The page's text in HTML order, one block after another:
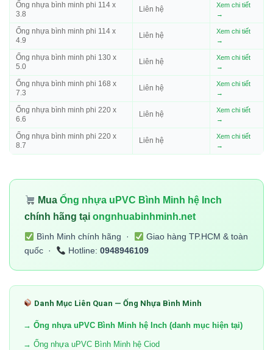
Ống nhựa bình minh phi 114 x
3.8
Liên hệ
Xem chi tiết
→
Ống nhựa bình minh phi 114 x
4.9
Liên hệ
Xem chi tiết
→
Ống nhựa bình minh phi 130 x
5.0
Liên hệ
Xem chi tiết
→
Ống nhựa bình minh phi 168 x
7.3
Liên hệ
Xem chi tiết
→
Ống nhựa bình minh phi 220 x
6.6
Liên hệ
Xem chi tiết
→
Ống nhựa bình minh phi 220 x
8.7
Liên hệ
Xem chi tiết
→
MuaỐng nhựa uPVC Bình Minh hệ Inch
chính hãng tại ongnhuabinhminh.net
Bình Minh chính hãng ·
Giao hàng TP.HCM & toàn
quốc ·
Hotline: 0948946109
Danh Mục Liên Quan — Ống Nhựa Bình Minh
→ Ống nhựa uPVC Bình Minh hệ Inch (danh mục hiện tại)
→ Ống nhựa uPVC Bình Minh hệ Ciod